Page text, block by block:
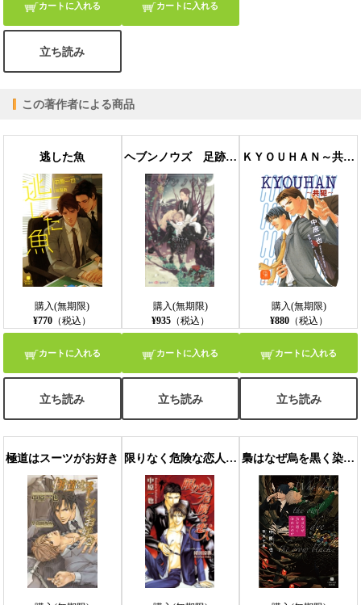
カートに入れる
立ち読み
カートに入れる
この著作者による商品
逃した魚
購入(無期限)
¥770 （税込）
カートに入れる
立ち読み
ヘブンノウズ 足跡 【イラスト付】
購入(無期限)
¥935（税込）
カートに入れる
立ち読み
ＫＹＯＵＨＡＮ～共犯～
購入(無期限)
¥880（税込）
カートに入れる
立ち読み
極道はスーツがお好き 限りなく危険な恋人（あいつ） 梟はなぜ烏を黒く染めたのか【特別版】